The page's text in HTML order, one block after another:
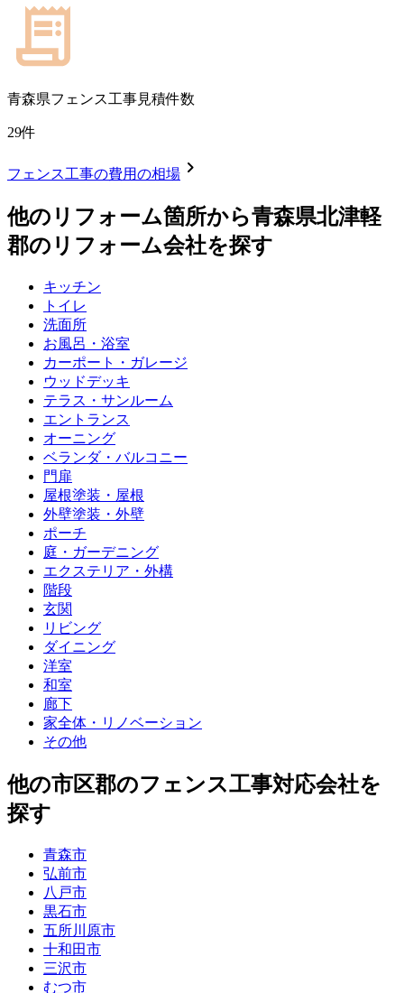
青森県フェンス工事見積件数
29件
フェンス工事の費用の相場 chevron_right
他のリフォーム箇所から青森県北津軽
郡のリフォーム会社を探す
キッチン
トイレ
洗面所
お風呂・浴室
カーポート・ガレージ
ウッドデッキ
テラス・サンルーム
エントランス
オーニング
ベランダ・バルコニー
門扉
屋根塗装・屋根
外壁塗装・外壁
ポーチ
庭・ガーデニング
エクステリア・外構
階段
玄関
リビング
ダイニング
洋室
和室
廊下
家全体・リノベーション
その他
他の市区郡のフェンス工事対応会社を
探す
青森市
弘前市
八戸市
黒石市
五所川原市
十和田市
三沢市
むつ市